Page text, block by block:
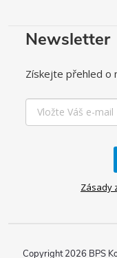
Newsletter
Získejte přehled o
Zásady
Copyright 2026 BPS